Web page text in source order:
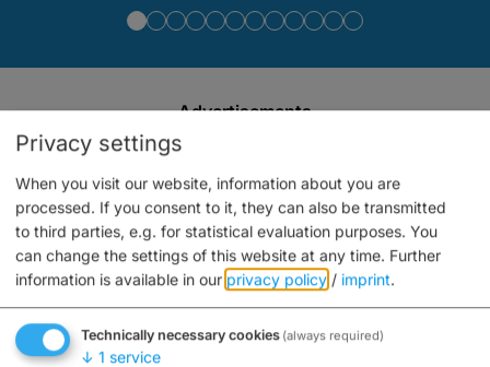
Advertisements
Privacy settings
When you visit our website, information about you are
processed. If you consent to it, they can also be transmitted
to third parties, e.g. for statistical evaluation purposes. You
can change the settings of this website at any time. Further
information is available in our privacy policy / imprint.
Technically necessary cookies (always required)
↓ 1 service